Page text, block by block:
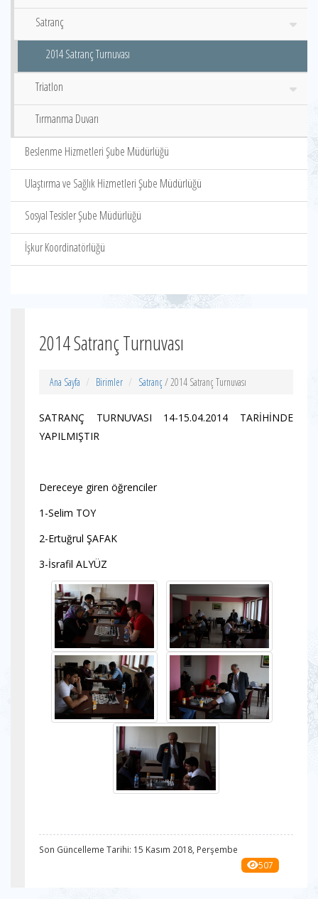
Satranç
2014 Satranç Turnuvası
Triatlon
Tırmanma Duvarı
Beslenme Hizmetleri Şube Müdürlüğü
Ulaştırma ve Sağlık Hizmetleri Şube Müdürlüğü
Sosyal Tesisler Şube Müdürlüğü
İşkur Koordinatörlüğü
2014 Satranç Turnuvası
Ana Sayfa Birimler Satranç/ 2014 Satranç Turnuvası
SATRANÇ TURNUVASI 14-15.04.2014 TARİHİNDE
YAPILMIŞTIR
Dereceye giren öğrenciler
1-Selim TOY
2-Ertuğrul ŞAFAK
3-İsrafil ALYÜZ
Son Güncelleme Tarihi: 15 Kasım 2018, Perşembe
507